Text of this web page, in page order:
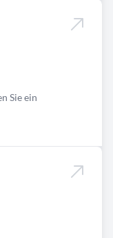
Sie ein